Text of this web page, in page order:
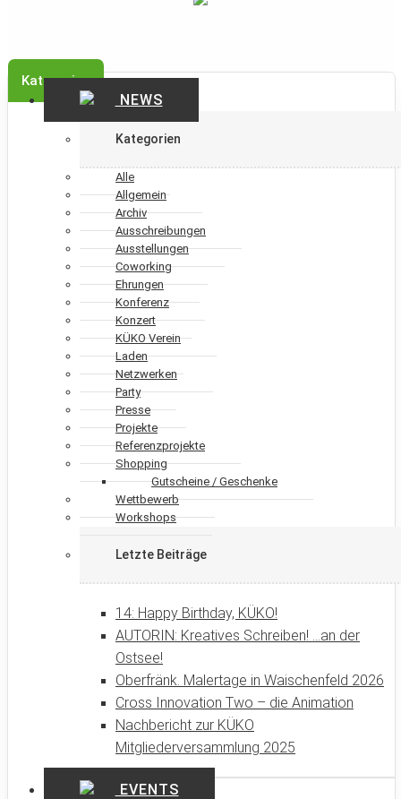
Kategorien
NEWS
Kategorien
Alle
Allgemein
Archiv
Ausschreibungen
Ausstellungen
Coworking
Ehrungen
Konferenz
Konzert
KÜKO Verein
Laden
Netzwerken
Party
Presse
Projekte
Referenzprojekte
Shopping
Gutscheine / Geschenke
Wettbewerb
Workshops
Letzte Beiträge
14: Happy Birthday, KÜKO!
AUTORIN: Kreatives Schreiben! …an der
Ostsee!
Oberfränk. Malertage in Waischenfeld 2026
Cross Innovation Two – die Animation
Nachbericht zur KÜKO
Mitgliederversammlung 2025
EVENTS